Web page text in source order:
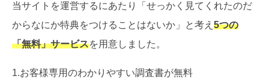
当サイトを運営するにあたり「せっかく見てくれたのだ
からなにか特典をつけることはないか」と考え 5つの
「無料」サービスを用意しました。
1.お客様専用のわかりやすい調査書が無料